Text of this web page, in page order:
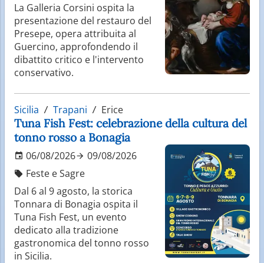
La Galleria Corsini ospita la
presentazione del restauro del
Presepe, opera attribuita al
Guercino, approfondendo il
dibattito critico e l'intervento
conservativo.
Sicilia Trapani Erice
Tuna Fish Fest: celebrazione della cultura del
tonno rosso a Bonagia
06/08/2026
09/08/2026
Feste e Sagre
Dal 6 al 9 agosto, la storica
Tonnara di Bonagia ospita il
Tuna Fish Fest, un evento
dedicato alla tradizione
gastronomica del tonno rosso
in Sicilia.